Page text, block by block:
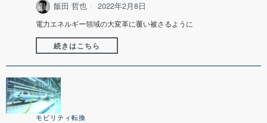
飯田 哲也 2022年2月8日
電力エネルギー領域の大変革に覆い被さるように
続きはこちら
モビリティ転換